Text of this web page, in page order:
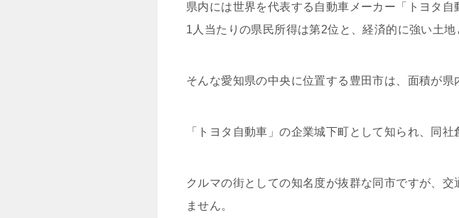
県内には世界を代表する自動車メーカー「トヨタ
1人当たりの県民所得は第2位と、経済的に強い土地
そんな愛知県の中央に位置する豊田市は、面積が県
「トヨタ自動車」の企業城下町として知られ、同
クルマの街としての知名度が抜群な同市ですが、
ません。